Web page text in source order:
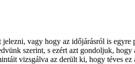
vagy hogy az időjárásról is
szerint, s ezért azt gondoljuk,
vizsgálva az derült ki, hogy téves